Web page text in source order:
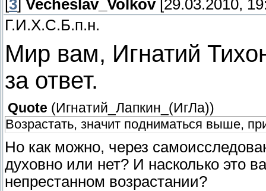
[3] Vecheslav_Volkov[29.03.2010,
Г.И.Х.С.Б.п.н.
Мир вам, Игнатий
за ответ.
Quote (Игнатий_Лапкин_(ИгЛа))
Возрастать, значит подниматься выше,
Но как можно, через
духовно или нет? И насколько это
непрестанном возрастании?